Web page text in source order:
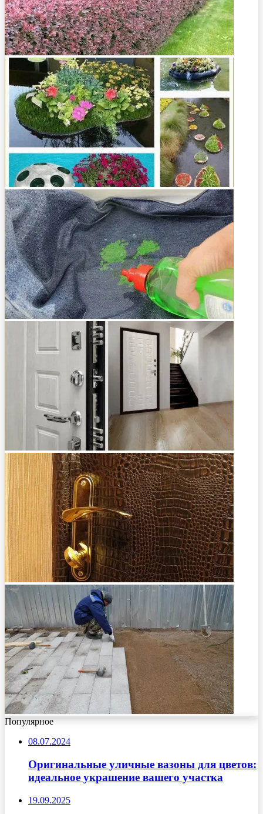
Популярное
08.07.2024
Оригинальные уличные вазоны для цветов:
идеальное украшение вашего участка
19.09.2025